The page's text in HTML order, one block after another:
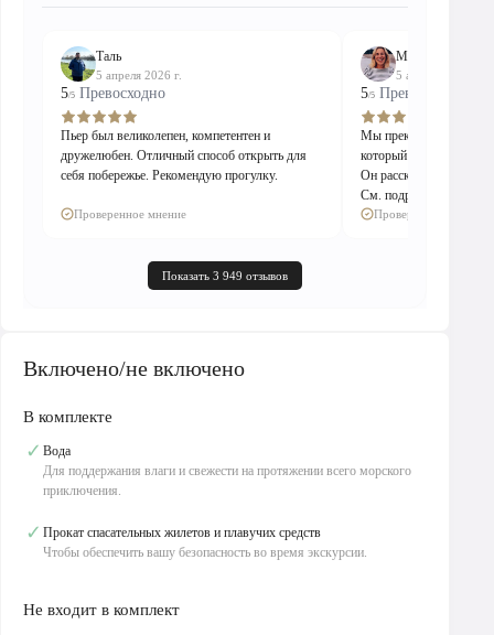
Таль
5 апреля 2026 г.
5/5 Превосходно
Пьер был великолепен, компетентен и
дружелюбен. Отличный способ открыть для
себя побережье. Рекомендую прогулку.
Проверенное мнение
Мадлен
5 апреля 2026 г.
5/5 Превосходно
Мы прекрасно
который был
Он рассказал нам...
См. подробнее
Проверенное мнение
Показать 3 949 отзывов
Включено/не включено
В комплекте
✓ Вода
Для поддержания влаги и свежести на протяжении всего морского
приключения.
✓ Прокат спасательных жилетов и плавучих средств
Чтобы обеспечить вашу безопасность во время экскурсии.
Не входит в комплект